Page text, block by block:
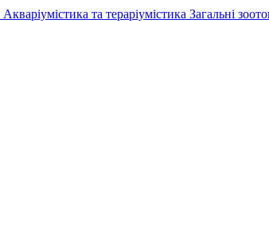
Акваріумістика та тераріумістика Загальні